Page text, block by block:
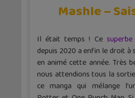
Mashle –
Il était temps ! Cesuperbe
depuis 2020 a enfin le droit à
en animé cette année. Très
nous attendions tous la sortie
ce manga qui mélange